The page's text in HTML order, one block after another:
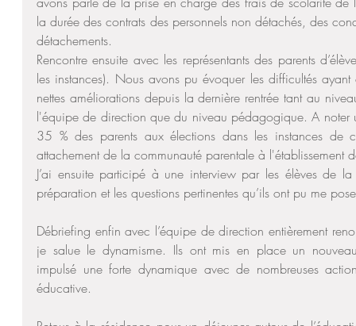
la durée des contrats des personnels non détachés, des
détachements.
Rencontre ensuite avec les représentants des parents
les instances). Nous avons pu évoquer les difficultés
nettes améliorations depuis la dernière rentrée tant au
l'équipe de direction que du niveau pédagogique. A
35 % des parents aux élections dans les instances de
attachement de la communauté parentale à l'établissement
J’ai ensuite participé à une interview par les élèves de
préparation et les questions pertinentes qu’ils ont pu me
Débriefing enfin avec l’équipe de direction entièrement
je salue le dynamisme. Ils ont mis en place un
impulsé une forte dynamique avec de nombreuses
éducative.